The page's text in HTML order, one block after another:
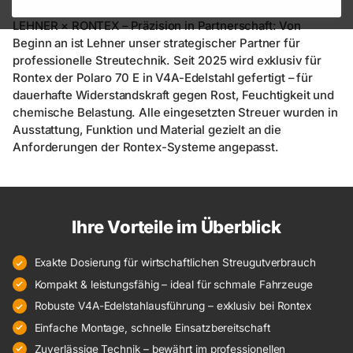
LEHNER × RONTEX – Präzision in Partnerschaft: Von
Beginn an ist Lehner unser strategischer Partner für
professionelle Streutechnik. Seit 2025 wird exklusiv für
Rontex der Polaro 70 E in V4A-Edelstahl gefertigt – für
dauerhafte Widerstandskraft gegen Rost, Feuchtigkeit und
chemische Belastung. Alle eingesetzten Streuer wurden in
Ausstattung, Funktion und Material gezielt an die
Anforderungen der Rontex-Systeme angepasst.
Ihre Vorteile im Überblick
Exakte Dosierung für wirtschaftlichen Streugutverbrauch
Kompakt & leistungsfähig – ideal für schmale Fahrzeuge
Robuste V4A-Edelstahlausführung – exklusiv bei Rontex
Einfache Montage, schnelle Einsatzbereitschaft
Zuverlässige Technik – bewährt im professionellen